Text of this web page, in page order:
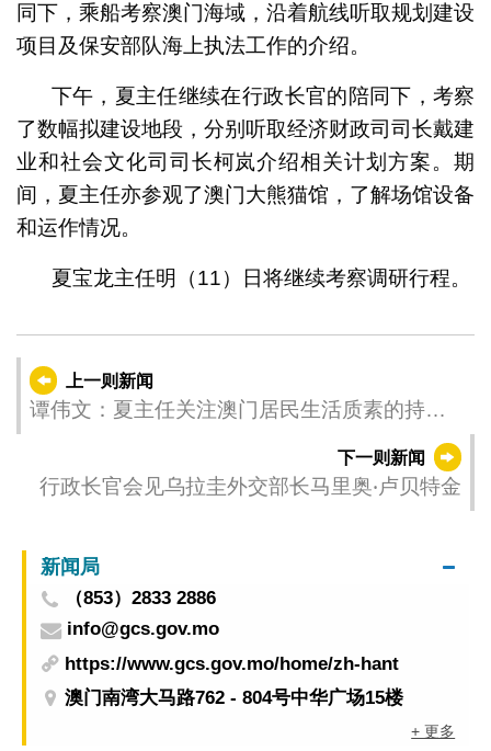
同下，乘船考察澳门海域，沿着航线听取规划建设
项目及保安部队海上执法工作的介绍。
下午，夏主任继续在行政长官的陪同下，考察
了数幅拟建设地段，分别听取经济财政司司长戴建
业和社会文化司司长柯岚介绍相关计划方案。期
间，夏主任亦参观了澳门大熊猫馆，了解场馆设备
和运作情况。
夏宝龙主任明（11）日将继续考察调研行程。
上一则新闻
谭伟文：夏主任关注澳门居民生活质素的持续
下一则新闻
行政长官会见乌拉圭外交部长马里奥‧卢贝特金
新闻局
（853）2833 2886
info@gcs.gov.mo
https://www.gcs.gov.mo/home/zh-hant
澳门南湾大马路762 - 804号中华广场15楼
+ 更多